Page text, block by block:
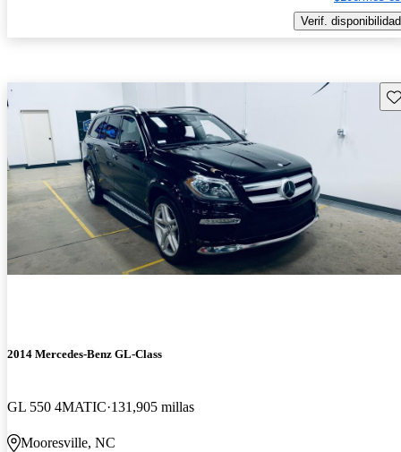
Verif. disponibilidad
2014 Mercedes-Benz GL-Class
GL 550 4MATIC 131,905 millas
Mooresville, NC